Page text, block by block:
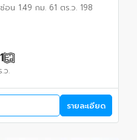
อน 1.49 กม. 61 ตร.ว. 198
ว.
รายละเอียด